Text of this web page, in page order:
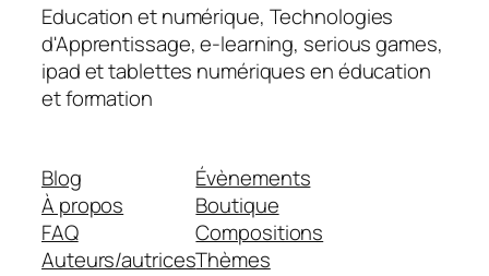
Education et numérique, Technologies
d'Apprentissage, e-learning, serious games,
ipad et tablettes numériques en éducation
et formation
Blog
À propos
FAQ
Auteurs/autrices
Évènements
Boutique
Compositions
Thèmes